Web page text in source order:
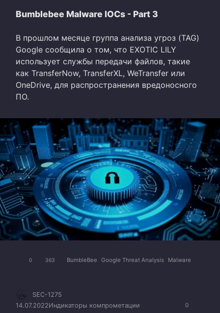
Bumblebee Malware IOCs - Part 3
В прошлом месяце группа анализа угроз (TAG)
Google сообщила о том, что EXOTIC LILY
использует службы передачи файлов, такие
как TransferNow, TransferXL, WeTransfer или
OneDrive, для распространения вредоносного
ПО.
0 363 BumbleBee Google Threat Analysis Malware
0
SEC-1275
14.07.2022Индикаторы компрометации